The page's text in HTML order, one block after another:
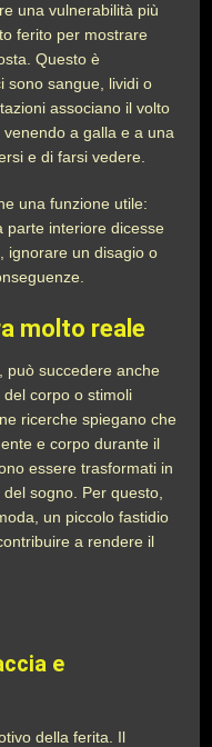
una vulnerabilità più
ferito per mostrare
Questo è
sono sangue, lividi o
associano il volto
a galla e a una
e di farsi vedere.
una funzione utile:
parte interiore dicesse
ignorare un disagio o
molto reale
può succedere anche
corpo o stimoli
ricerche spiegano che
e corpo durante il
essere trasformati in
sogno. Per questo,
un piccolo fastidio
a rendere il
e
della ferita. Il